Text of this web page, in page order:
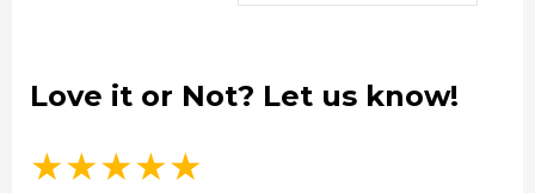
Love it or Not? Let us know!
★★★★★